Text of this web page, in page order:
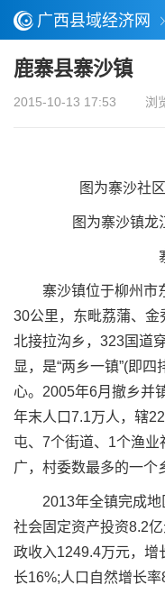
广西县域经济网
鹿寨县寨沙镇
2015-10-13 17:53 浏览
图为寨沙社区
图为寨沙镇龙
寨
寨沙镇位于柳州市东
30公里，东毗荔蒲、金
北接拉沟乡，323国道
显，是“两乡一镇”(即
心。2005年6月撤乡并
年末人口7.1万人，辖
屯、7个街道、1个渔
广，村委数最多的一个
2013年全镇完成地
社会固定资产投资8.2
政收入1249.4万元，增
长16%;人口自然增长